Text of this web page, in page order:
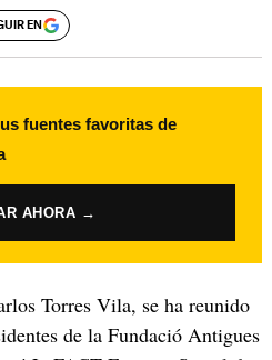
EN
fuentes favoritas de
AHORA →
Torres Vila, se ha reunido
de la Fundació Antigues